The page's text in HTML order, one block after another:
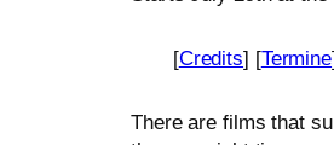
[Credits] [Termine
There are films that